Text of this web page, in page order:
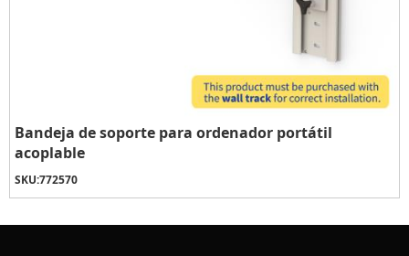
Bandeja de soporte para ordenador portátil
acoplable
SKU:772570